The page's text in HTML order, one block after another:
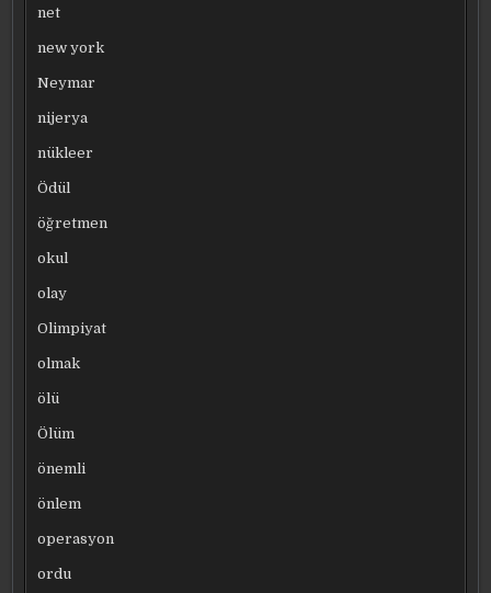
net
new york
Neymar
nijerya
nükleer
Ödül
öğretmen
okul
olay
Olimpiyat
olmak
ölü
Ölüm
önemli
önlem
operasyon
ordu